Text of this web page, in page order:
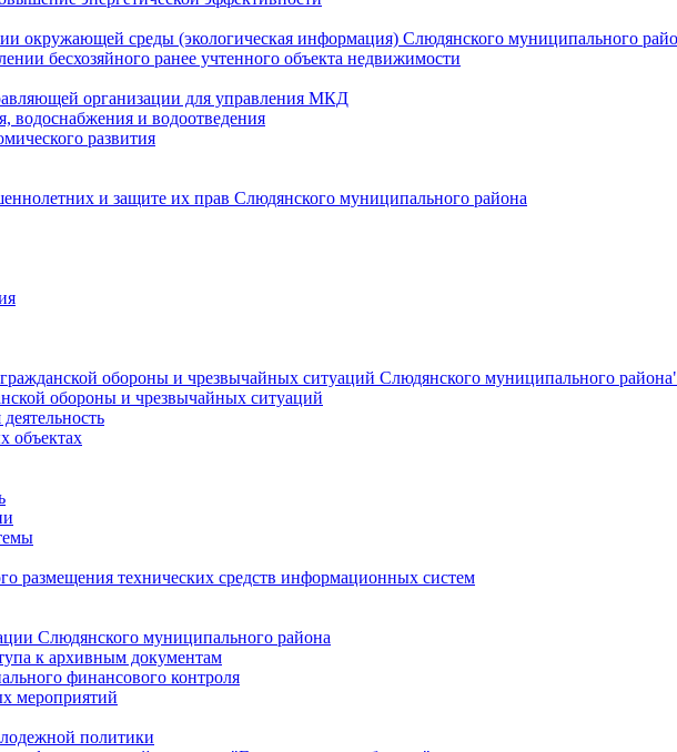
окружающей среды (экологическая информация) Слюдянского муниципального
бесхозяйного ранее учтенного объекта недвижимости
организации для управления МКД
водоснабжения и водоотведения
развития
и защите их прав Слюдянского муниципального района
обороны и чрезвычайных ситуаций Слюдянского муниципального
обороны и чрезвычайных ситуаций
объектах
размещения технических средств информационных систем
Слюдянского муниципального района
к архивным документам
финансового контроля
мероприятий
политики